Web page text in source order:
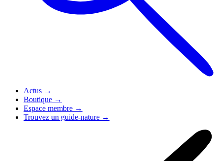
Actus →
Boutique →
Espace membre →
Trouvez un guide-nature →